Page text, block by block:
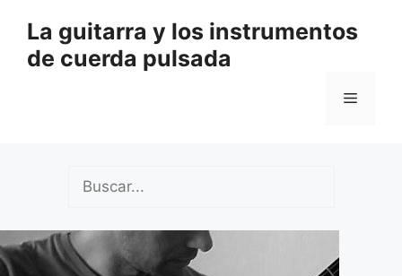
contenido
La guitarra y los instrumentos
de cuerda pulsada
Menú